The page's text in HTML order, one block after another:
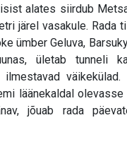
alates siirdub
järel vasakule. Rada
ümber Geluva,
ületab tunneli
läänekaldal olevasse
jõuab rada